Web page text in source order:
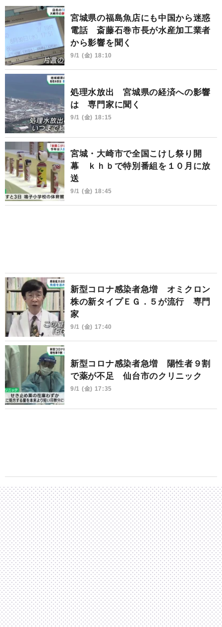
宮城県の福島魚店にも中国から迷惑
電話 斎藤石巻市長が水産加工業者
から影響を聞く
9/1 (金) 18:10
処理水放出 宮城県の経済への影響
は 専門家に聞く
9/1 (金) 18:15
宮城・大崎市で全国こけし祭り開
幕 ｋｈｂで特別番組を１０月に放
送
9/1 (金) 18:45
新型コロナ感染者急増 オミクロン
株の新タイプＥＧ．５が流行 専門
家
9/1 (金) 17:40
新型コロナ感染者急増 陽性者９割
で薬が不足 仙台市のクリニック
9/1 (金) 17:35